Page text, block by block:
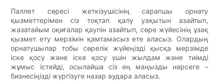
Паллет сөресі жеткізушісінің сарапшы орнату
қызметтерімен сіз тоқтап қалу уақытын азайтып,
жазатайым оқиғалар қаупін азайтып, сөре жүйесінің ұзақ
қызмет ету мерзімін қамтамасыз ете аласыз. Олардың
орнатушылар тобы сөрелік жүйеңізді қысқа мерзімде
іске қосу және іске қосу үшін жылдам және тиімді
жұмыс істейді, осылайша сіз ең маңызды нәрсеге –
бизнесіңізді жүргізуге назар аудара аласыз.